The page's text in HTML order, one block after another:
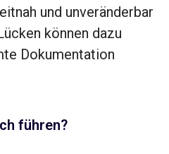
und unveränderbar
können dazu
Dokumentation
führen?